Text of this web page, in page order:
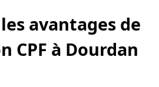
avantages de
CPF à Dourdan